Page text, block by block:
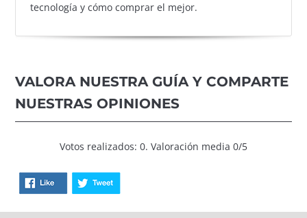
tecnología y cómo comprar el mejor.
VALORA NUESTRA GUÍA Y COMPARTE
NUESTRAS OPINIONES
Votos realizados: 0. Valoración media 0/5